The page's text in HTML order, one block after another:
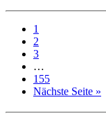
1
2
3
…
155
Nächste Seite »